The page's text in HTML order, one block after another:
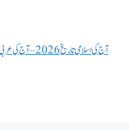
آج کی اسلامی تاریخ 2026 – آج کی عربی تاریخ 2026